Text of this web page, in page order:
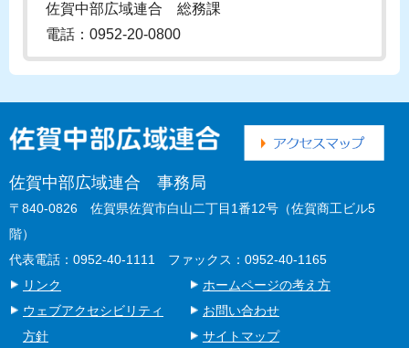
佐賀中部広域連合 総務課
電話：0952-20-0800
佐賀中部広域連合 事務局
〒840-0826 佐賀県佐賀市白山二丁目1番12号（佐賀商工ビル5
階）
代表電話：0952-40-1111 ファックス：0952-40-1165
リンク
ホームページの考え方
ウェブアクセシビリティ
方針
お問い合わせ
サイトマップ